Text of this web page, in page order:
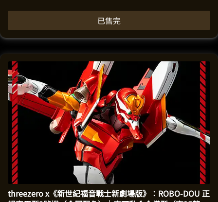
已售完
threezero x《新世紀福音戰士新劇場版》：ROBO-DOU 正